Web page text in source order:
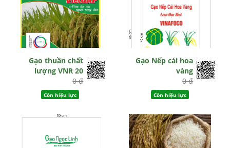
Gạo thuần chất
lượng VNR 20
0 đ
Còn hiệu lực
Gạo Nếp cái hoa
vàng
0 đ
Còn hiệu lực